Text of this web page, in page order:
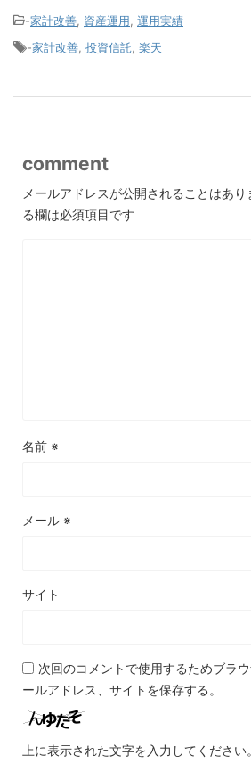
-家計改善 資産運用 運用実績
-家計改善 投資信託 楽天
comment
メールアドレスが公開されることはあり
る欄は必須項目です
名前 ※
メール ※
サイト
次回のコメントで使用するためブラ
ールアドレス、サイトを保存する。
上に表示された文字を入力してください。